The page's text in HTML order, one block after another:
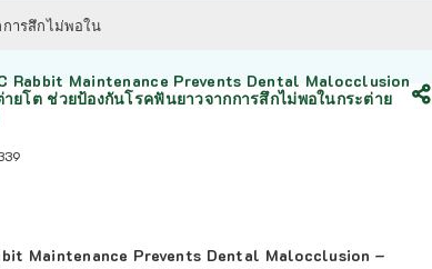
การสึกไม่พอใน
Rabbit Maintenance Prevents Dental Malocclusion
ยโต ช่วยป้องกันโรคฟันยาวจากการสึกไม่พอในกระต่าย
Maintenance Prevents Dental Malocclusion –